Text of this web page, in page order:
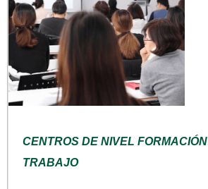
CENTROS DE NIVEL
TRABAJO